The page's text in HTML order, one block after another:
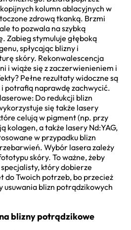
kolumn ablacyjnych w
zdrową tkanką. Brzmi
to pozwala na szybką
Zabieg stymuluje głęboką
spłycając blizny i
skóry. Rekonwalescencja
i wiąże się z zaczerwienieniem i
Pełne rezultaty widoczne są
potrafią naprawdę zachwycić.
Do redukcji blizn
się także lasery
celują w pigment (np. przy
kolagen, a także lasery Nd:YAG,
w przypadku blizn
Wybór lasera zależy
skóry. To ważne, żeby
który dobierze
do Twoich potrzeb, bo przecież
usuwania blizn potrądzikowych
blizny potrądzikowe